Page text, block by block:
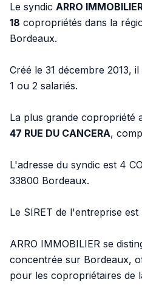
Le syndic ARRO
18 copropriétés dans la
Bordeaux.
Créé le 31 décembre 2013,
1 ou 2 salariés.
La plus grande copropriété
47 RUE DU CANCERA,
L'adresse du syndic est 4
33800 Bordeaux.
Le SIRET de l'entreprise
ARRO IMMOBILIER se
concentrée sur Bordeaux,
pour les copropriétaires de